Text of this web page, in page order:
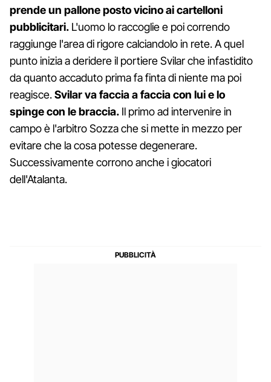
prende un pallone posto vicino ai cartelloni
pubblicitari. L'uomo lo raccoglie e poi correndo
raggiunge l'area di rigore calciandolo in rete. A quel
punto inizia a deridere il portiere Svilar che infastidito
da quanto accaduto prima fa finta di niente ma poi
reagisce.Svilar va faccia a faccia con lui e lo
spinge con le braccia. Il primo ad intervenire in
campo è l'arbitro Sozza che si mette in mezzo per
evitare che la cosa potesse degenerare.
Successivamente corrono anche i giocatori
dell'Atalanta.